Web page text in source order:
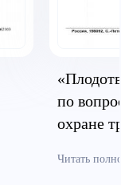
по
охране
Читать